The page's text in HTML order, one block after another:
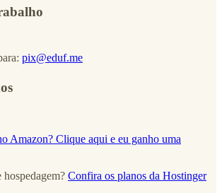
pix@eduf.me
Amazon? Clique aqui e eu ganho uma
hospedagem? Confira os planos da Hostinger